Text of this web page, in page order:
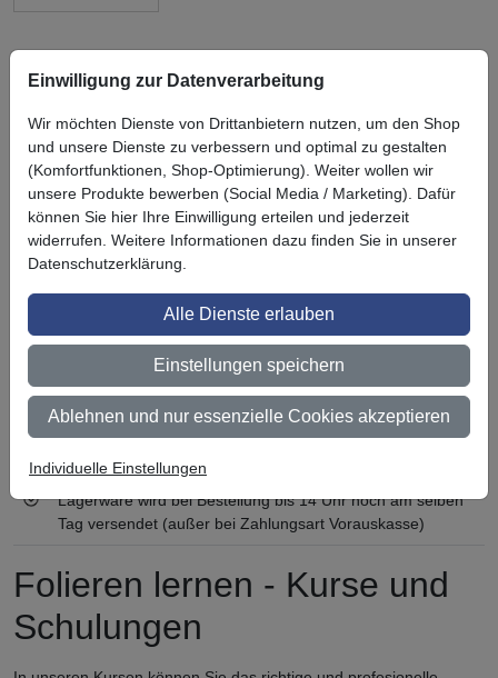
Symbol
Vorteil
Ihre Vorteile bei uns
3M BestPartner Commercial Solutions
Preisschutz für unsere Kunden
Persönliche Beratung und Betreuung
Keine Mindestbestellmenge
Ab 300 € Nettowarenwert versandkostenfrei (innerhalb
Zertifiziert nach ISO 9001
Lagerware wird bei Bestellung bis 14 Uhr noch am selben
Tag versendet (außer bei Zahlungsart Vorauskasse)
Folieren lernen - Kurse und
Schulungen
Einwilligung zur Datenverarbeitung
Wir möchten Dienste von Drittanbietern nutzen, um den Shop
und unsere Dienste zu verbessern und optimal zu gestalten
(Komfortfunktionen, Shop-Optimierung). Weiter wollen wir
unsere Produkte bewerben (Social Media / Marketing). Dafür
können Sie hier Ihre Einwilligung erteilen und jederzeit
widerrufen. Weitere Informationen dazu finden Sie in unserer
Datenschutzerklärung.
Alle Dienste erlauben
Einstellungen speichern
Ablehnen und nur essenzielle Cookies akzeptieren
Individuelle Einstellungen